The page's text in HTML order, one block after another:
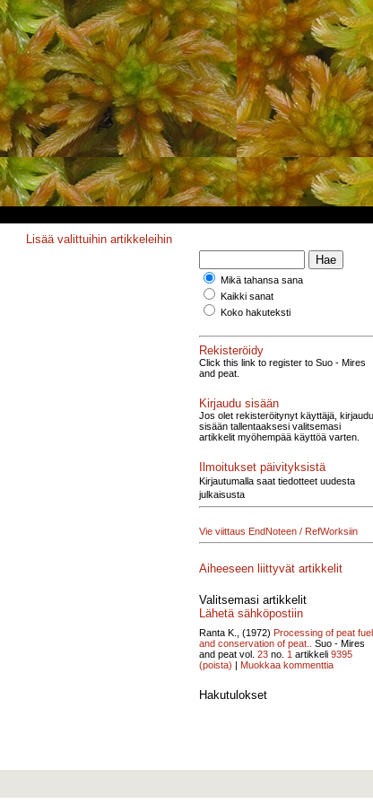
Lisää valittuihin artikkeleihin
Mikä tahansa sana
Kaikki sanat
Koko hakuteksti
Rekisteröidy
Click this link to register to Suo - Mires
and peat.
Kirjaudu sisään
Jos olet rekisteröitynyt käyttäjä, kirjaudu
sisään tallentaaksesi valitsemasi
artikkelit myöhempää käyttöä varten.
Ilmoitukset päivityksistä
Kirjautumalla saat tiedotteet uudesta
julkaisusta
Vie viittaus EndNoteen / RefWorksiin
Aiheeseen liittyvät artikkelit
Valitsemasi artikkelit
Lähetä sähköpostiin
Ranta K., (1972) Processing of peat fuel
and conservation of peat..
Suo - Mires
and peat vol. 23 no. 1 artikkeli 9395
(poista) | Muokkaa kommenttia
Hakutulokset